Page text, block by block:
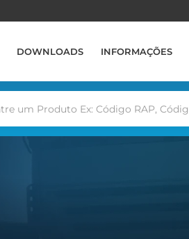
DOWNLOADS INFORMAÇÕES